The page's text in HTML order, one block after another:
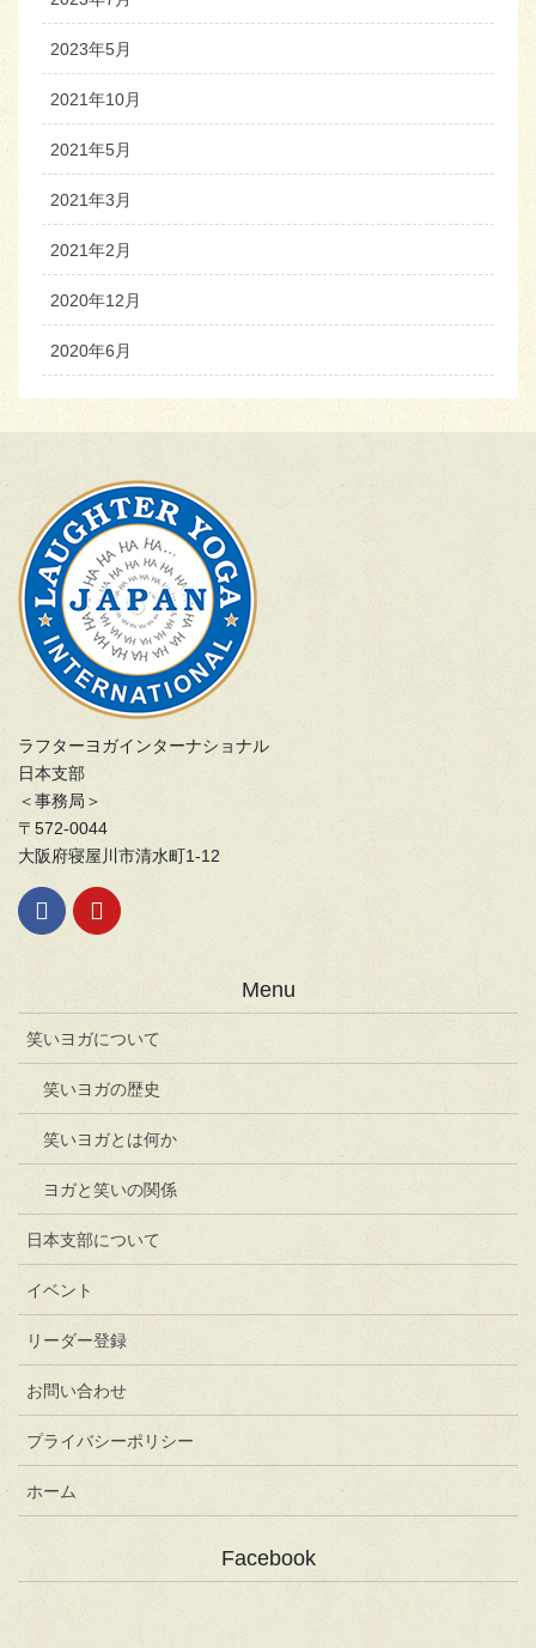
2023年5月
2021年10月
2021年5月
2021年3月
2021年2月
2020年12月
2020年6月
ラフターヨガインターナショナル
日本支部
＜事務局＞
〒572-0044
大阪府寝屋川市清水町1-12
Menu
笑いヨガについて
笑いヨガの歴史
笑いヨガとは何か
ヨガと笑いの関係
日本支部について
イベント
リーダー登録
お問い合わせ
プライバシーポリシー
ホーム
Facebook